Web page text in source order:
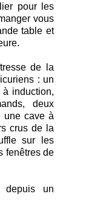
pour les
vous
table et
de la
: un
à induction,
deux
une cave à
crus de la
sur les
fenêtres de
depuis un